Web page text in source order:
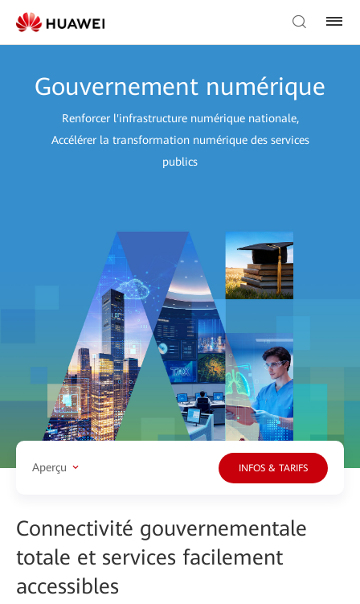
Gouvernement numérique
Renforcer l'infrastructure numérique nationale,
Accélérer la transformation numérique des services
publics
Aperçu INFOS & TARIFS
Connectivité gouvernementale
totale et services facilement
accessibles